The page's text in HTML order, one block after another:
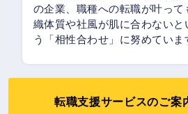
の企業、職種への転職が叶って
織体質や社風が肌に合わないと
う「相性合わせ」に努めていま
転職支援サービスのご案